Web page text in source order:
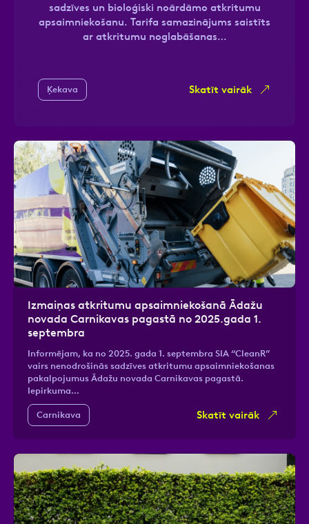
sadzīves un bioloģiski noārdāmo atkritumu
apsaimniekošanu. Tarifa samazinājums saistīts
ar atkritumu noglabāšanas…
Ķekava Skatīt vairāk
Izmaiņas atkritumu apsaimniekošanā Ādažu
novada Carnikavas pagastā no 2025.gada 1.
septembra
Informējam, ka no 2025. gada 1. septembra SIA “CleanR”
vairs nenodrošinās sadzīves atkritumu apsaimniekošanas
pakalpojumus Ādažu novada Carnikavas pagastā.
Iepirkuma…
Carnikava Skatīt vairāk
apstrādei.